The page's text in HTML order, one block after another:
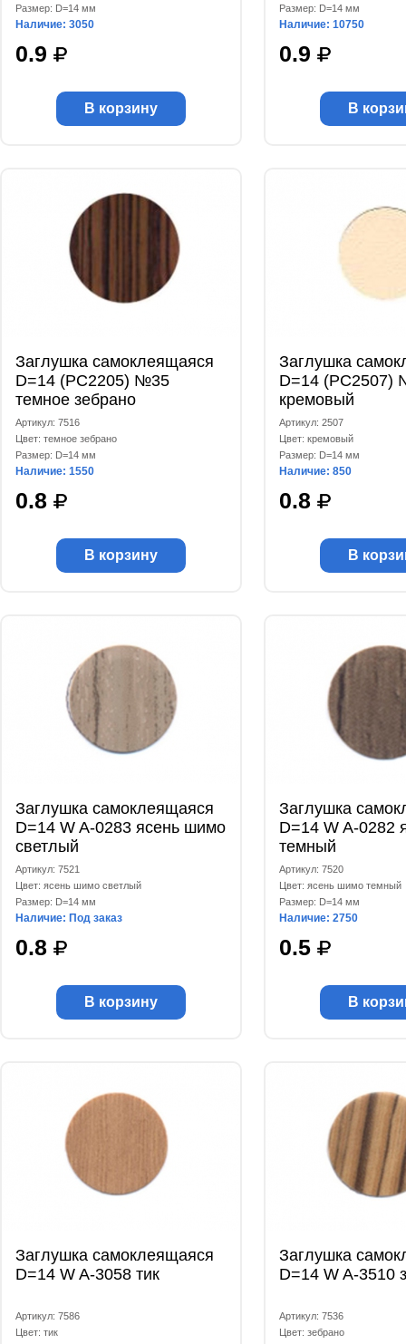
Размер: D=14 мм
Наличие: 3050
0.9
В корзину
Размер: D=14 мм
Наличие: 10750
0.9
В
Заглушка самоклеящаяся
D=14 (РС2205) №35
темное зебрано
Артикул: 7516
Цвет: темное зебрано
Размер: D=14 мм
Наличие: 1550
0.8
В корзину
Заглушка
D=14 (РС2507)
кремовый
Артикул: 2507
Цвет: кремовый
Размер: D=14 мм
Наличие: 850
0.8
В
Заглушка самоклеящаяся
D=14 W A-0283 ясень шимо
светлый
Артикул: 7521
Цвет: ясень шимо светлый
Размер: D=14 мм
Наличие: Под заказ
0.8
В корзину
Заглушка
D=14 W A-0282
темный
Артикул: 7520
Цвет: ясень шимо темный
Размер: D=14 мм
Наличие: 2750
0.5
В
Заглушка самоклеящаяся
D=14 W A-3058 тик
Артикул: 7586
Цвет: тик
Заглушка
D=14 W A-3510
Артикул: 7536
Цвет: зебрано